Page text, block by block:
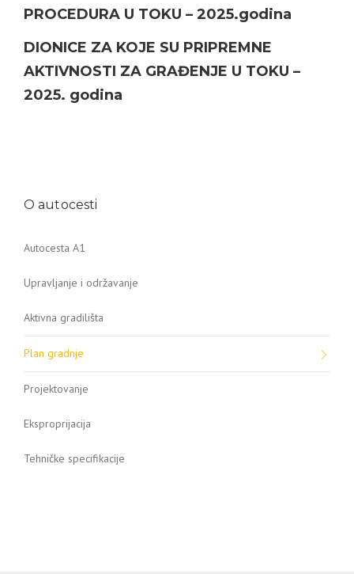
PROCEDURA U TOKU – 2025.godina
DIONICE ZA KOJE SU PRIPREMNE
AKTIVNOSTI ZA GRAĐENJE U TOKU –
2025. godina
O autocesti
Autocesta A1
Upravljanje i održavanje
Aktivna gradilišta
Plan gradnje
Projektovanje
Eksproprijacija
Tehničke specifikacije